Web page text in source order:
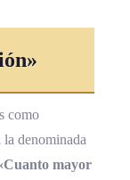
como
denominada
mayor